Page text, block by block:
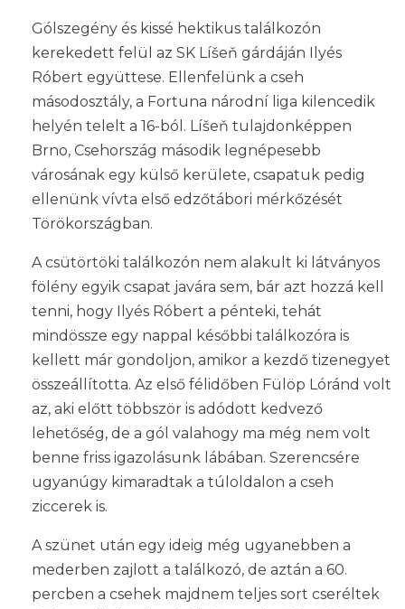
Gólszegény és kissé hektikus találkozón
kerekedett felül az SK Líšeň gárdáján Ilyés
Róbert együttese. Ellenfelünk a cseh
másodosztály, a Fortuna národní liga kilencedik
helyén telelt a 16-ból. Líšeň tulajdonképpen
Brno, Csehország második legnépesebb
városának egy külső kerülete, csapatuk pedig
ellenünk vívta első edzőtábori mérkőzését
Törökországban.
A csütörtöki találkozón nem alakult ki látványos
fölény egyik csapat javára sem, bár azt hozzá kell
tenni, hogy Ilyés Róbert a pénteki, tehát
mindössze egy nappal későbbi találkozóra is
kellett már gondoljon, amikor a kezdő tizenegyet
összeállította. Az első félidőben Fülöp Lóránd volt
az, aki előtt többször is adódott kedvező
lehetőség, de a gól valahogy ma még nem volt
benne friss igazolásunk lábában. Szerencsére
ugyanúgy kimaradtak a túloldalon a cseh
ziccerek is.
A szünet után egy ideig még ugyanebben a
mederben zajlott a találkozó, de aztán a 60.
percben a csehek majdnem teljes sort cseréltek